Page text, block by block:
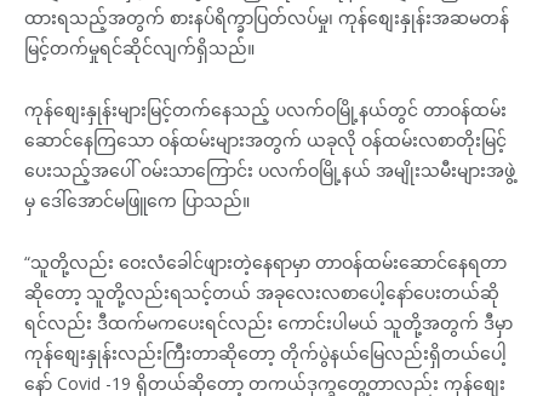
ထားရသည့်အတွက် စားနပ်ရိက္ခာပြတ်လပ်မှု၊ ကုန်စျေးနှုန်းအဆမတန်
မြင့်တက်မှုရင်ဆိုင်လျက်ရှိသည်။
ကုန်စျေးနှုန်းများမြင့်တက်နေသည့် ပလက်ဝမြို့နယ်တွင် တာဝန်ထမ်း
ဆောင်နေကြသော ဝန်ထမ်းများအတွက် ယခုလို ဝန်ထမ်းလစာတိုးမြင့်
ပေးသည့်အပေါ် ဝမ်းသာကြောင်း ပလက်ဝမြို့နယ် အမျိုးသမီးများအဖွဲ့
မှ ဒေါ်အောင်မဖြူကေ ပြာသည်။
“သူတို့လည်း ဝေးလံခေါင်ဖျားတဲ့နေရာမှာ တာဝန်ထမ်းဆောင်နေရတာ
ဆိုတော့ သူတို့လည်းရသင့်တယ် အခုလေးလစာပေါ့နော်ပေးတယ်ဆို
ရင်လည်း ဒီထက်မကပေးရင်လည်း ကောင်းပါမယ် သူတို့အတွက် ဒီမှာ
ကုန်စျေးနှုန်းလည်းကြီးတာဆိုတော့ တိုက်ပွဲနယ်မြေလည်းရှိတယ်ပေါ့
နော် Covid -19 ရှိတယ်ဆိုတော့ တကယ်ဒုက္ခတွေ့တာလည်း ကုန်စျေး